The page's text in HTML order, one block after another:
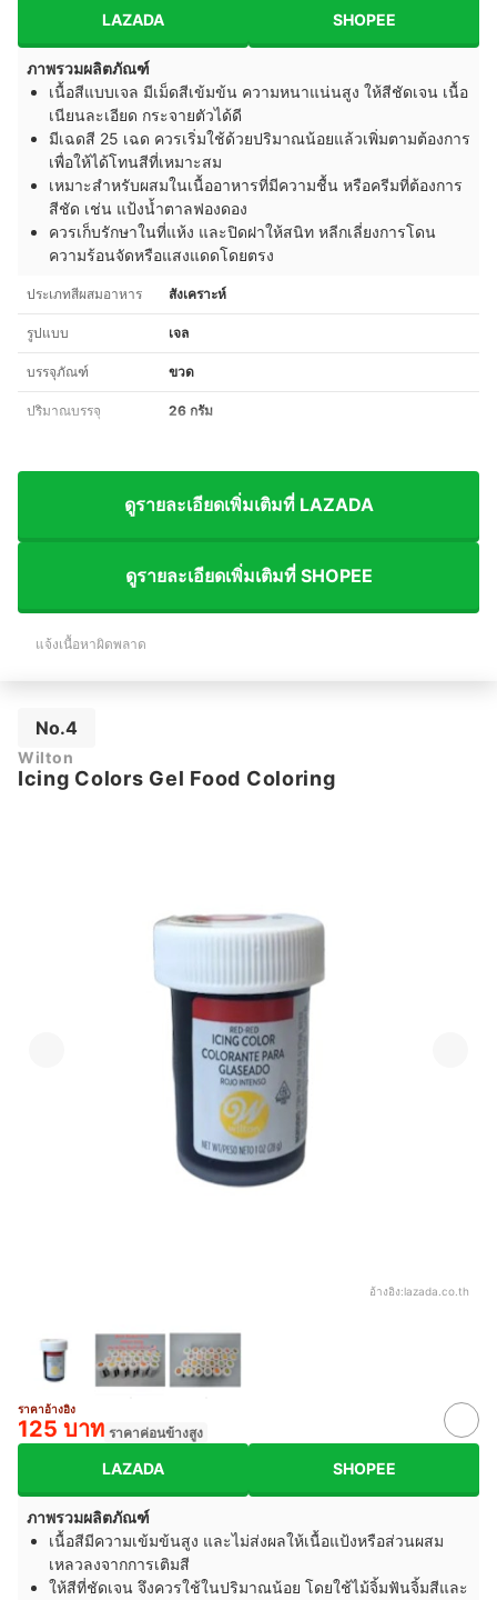
LAZADA SHOPEE
ภาพรวมผลิตภัณฑ์
เนื้อสีแบบเจล มีเม็ดสีเข้มข้น ความหนาแน่นสูง ให้สีชัดเจน เนื้อ
เนียนละเอียด กระจายตัวได้ดี
มีเฉดสี 25 เฉด ควรเริ่มใช้ด้วยปริมาณน้อยแล้วเพิ่มตามต้องการ
เพื่อให้ได้โทนสีที่เหมาะสม
เหมาะสำหรับผสมในเนื้ออาหารที่มีความชื้น หรือครีมที่ต้องการ
สีชัด เช่น แป้งน้ำตาลฟองดอง
ควรเก็บรักษาในที่แห้ง และปิดฝาให้สนิท หลีกเลี่ยงการโดน
ความร้อนจัดหรือแสงแดดโดยตรง
ประเภทสีผสมอาหาร สังเคราะห์
รูปแบบ เจล
บรรจุภัณฑ์ ขวด
ปริมาณบรรจุ 26 กรัม
ดูรายละเอียดเพิ่มเติมที่ LAZADA
ดูรายละเอียดเพิ่มเติมที่ SHOPEE
แจ้งเนื้อหาผิดพลาด
No.4
Wilton
Icing Colors Gel Food Coloring
อ้างอิง:lazada.co.th
ราคาอ้างอิง
125 บาท ราคาค่อนข้างสูง
LAZADA SHOPEE
ภาพรวมผลิตภัณฑ์
เนื้อสีมีความเข้มข้นสูง และไม่ส่งผลให้เนื้อแป้งหรือส่วนผสม
เหลวลงจากการเติมสี
ให้สีที่ชัดเจน จึงควรใช้ในปริมาณน้อย โดยใช้ไม้จิ้มฟันจิ้มสีและ